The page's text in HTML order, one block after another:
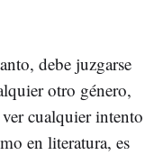
debe juzgarse
otro género,
cualquier intento
en literatura, es